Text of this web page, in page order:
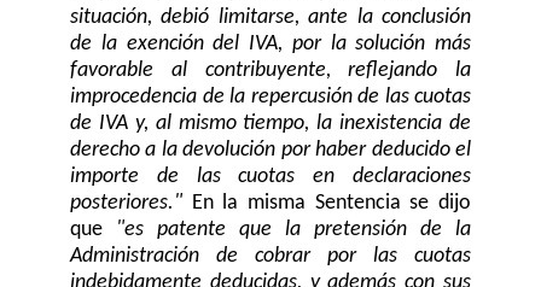
situación, debió limitarse, ante la conclusión
de la exención del IVA, por la solución más
favorable al contribuyente, reflejando la
improcedencia de la repercusión de las cuotas
de IVA y, al mismo tiempo, la inexistencia de
derecho a la devolución por haber deducido el
importe de las cuotas en declaraciones
posteriores." En la misma Sentencia se dijo
que
"es patente que la pretensión de la
Administración de cobrar por las cuotas